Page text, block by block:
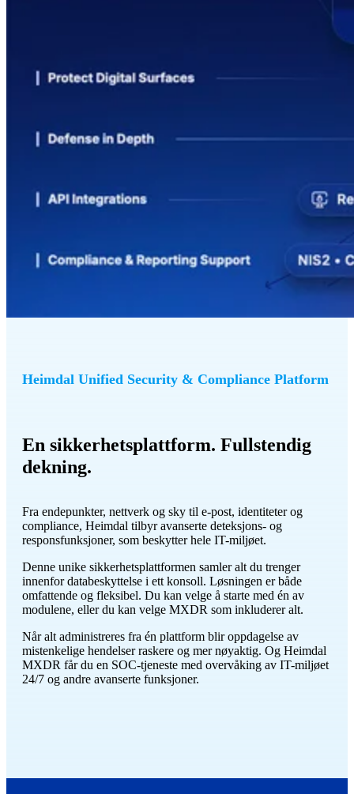
Heimdal Unified Security & Compliance Platform
En sikkerhetsplattform. Fullstendig
dekning.
Fra endepunkter, nettverk og sky til e-post, identiteter og
compliance, Heimdal tilbyr avanserte deteksjons- og
responsfunksjoner, som beskytter hele IT-miljøet.
Denne unike sikkerhetsplattformen samler alt du trenger
innenfor databeskyttelse i ett konsoll. Løsningen er både
omfattende og fleksibel. Du kan velge å starte med én av
modulene, eller du kan velge MXDR som inkluderer alt.
Når alt administreres fra én plattform blir oppdagelse av
mistenkelige hendelser raskere og mer nøyaktig. Og Heimdal
MXDR får du en SOC-tjeneste med overvåking av IT-miljøet
24/7 og andre avanserte funksjoner.